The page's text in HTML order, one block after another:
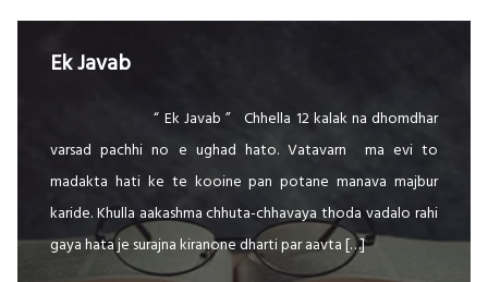
Ek Javab
“ Ek Javab ” Chhella 12 kalak na dhomdhar
varsad pachhi no e ughad hato. Vatavarn ma evi to
madakta hati ke te kooine pan potane manava majbur
karide. Khulla aakashma chhuta-chhavaya thoda vadalo rahi
gaya hata je surajna kiranone dharti par aavta […]